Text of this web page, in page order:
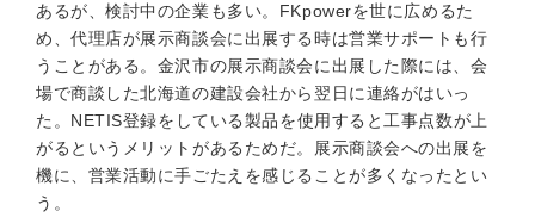
あるが、検討中の企業も多い。FKpowerを世に広めるた
め、代理店が展示商談会に出展する時は営業サポートも行
うことがある。金沢市の展示商談会に出展した際には、会
場で商談した北海道の建設会社から翌日に連絡がはいっ
た。NETIS登録をしている製品を使用すると工事点数が上
がるというメリットがあるためだ。展示商談会への出展を
機に、営業活動に手ごたえを感じることが多くなったとい
う。